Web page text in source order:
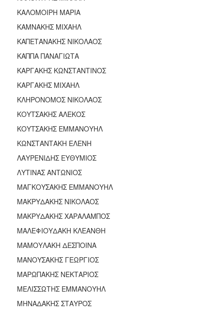
ΚΑΛΟΜΟΙΡΗ ΜΑΡΙΑ
ΚΑΜΝΑΚΗΣ ΜΙΧΑΗΛ
ΚΑΠΕΤΑΝΑΚΗΣ ΝΙΚΟΛΑΟΣ
ΚΑΠΠΑ ΠΑΝΑΓΙΩΤΑ
ΚΑΡΓΑΚΗΣ ΚΩΝΣΤΑΝΤΙΝΟΣ
ΚΑΡΓΑΚΗΣ ΜΙΧΑΗΛ
ΚΛΗΡΟΝΟΜΟΣ ΝΙΚΟΛΑΟΣ
ΚΟΥΤΣΑΚΗΣ ΑΛΕΚΟΣ
ΚΟΥΤΣΑΚΗΣ ΕΜΜΑΝΟΥΗΛ
ΚΩΝΣΤΑΝΤΑΚΗ ΕΛΕΝΗ
ΛΑΥΡΕΝΙΔΗΣ ΕΥΘΥΜΙΟΣ
ΛΥΤΙΝΑΣ ΑΝΤΩΝΙΟΣ
ΜΑΓΚΟΥΣΑΚΗΣ ΕΜΜΑΝΟΥΗΛ
ΜΑΚΡΥΔΑΚΗΣ ΝΙΚΟΛΑΟΣ
ΜΑΚΡΥΔΑΚΗΣ ΧΑΡΑΛΑΜΠΟΣ
ΜΑΛΕΦΙΟΥΔΑΚΗ ΚΛΕΑΝΘΗ
ΜΑΜΟΥΛΑΚΗ ΔΕΣΠΟΙΝΑ
ΜΑΝΟΥΣΑΚΗΣ ΓΕΩΡΓΙΟΣ
ΜΑΡΩΠΑΚΗΣ ΝΕΚΤΑΡΙΟΣ
ΜΕΛΙΣΣΩΤΗΣ ΕΜΜΑΝΟΥΗΛ
ΜΗΝΑΔΑΚΗΣ ΣΤΑΥΡΟΣ